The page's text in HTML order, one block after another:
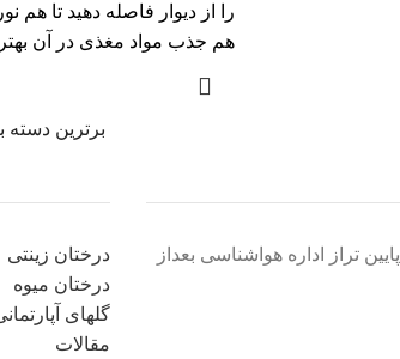
را از دیوار فاصله دهید تا هم
هم جذب مواد مغذی در آن
: جاده محمدشهر کیلومتر ۵ پایین تراز اداره هواشناسی بعداز
برترین دسته
درختان زینتی
درختان میوه
گلهای
مقالات